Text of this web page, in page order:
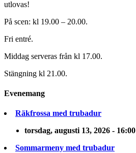
utlovas!
På scen: kl 19.00 – 20.00.
Fri entré.
Middag serveras från kl 17.00.
Stängning kl 21.00.
Evenemang
Räkfrossa med trubadur
torsdag, augusti 13, 2026 - 16:00
Sommarmeny med trubadur